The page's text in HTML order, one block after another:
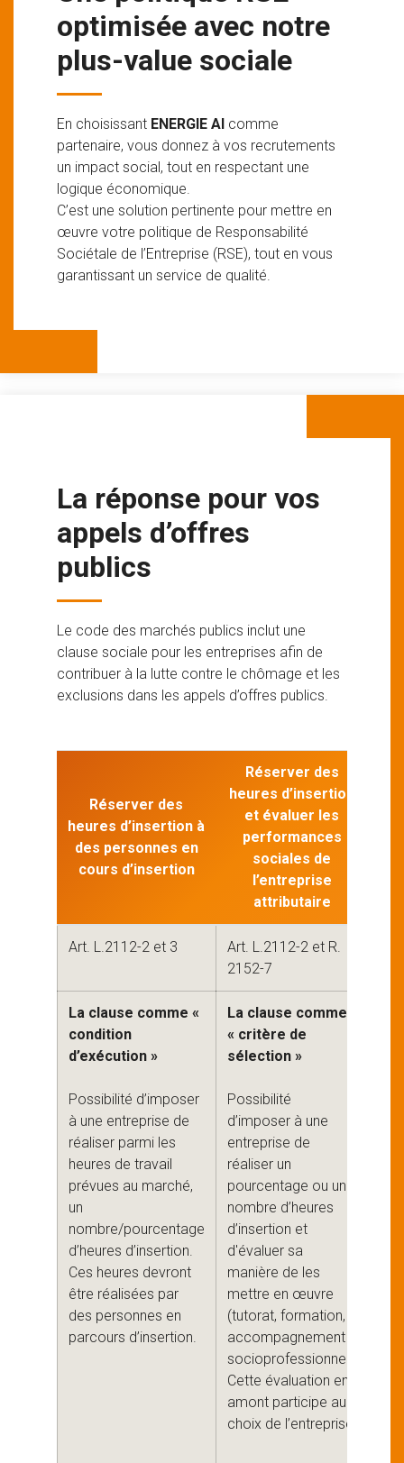
optimisée avec notre
plus-value sociale
En choisissant ENERGIE AI comme
partenaire, vous donnez à vos recrutements
un impact social, tout en respectant une
logique économique.
C’est une solution pertinente pour mettre en
œuvre votre politique de Responsabilité
Sociétale de l’Entreprise (RSE), tout en vous
garantissant un service de qualité.
La réponse pour vos
appels d’offres
publics
Le code des marchés publics inclut une
clause sociale pour les entreprises afin de
contribuer à la lutte contre le chômage et les
exclusions dans les appels d’offres publics.
Réserver des
heures d’insertion à
des personnes en
cours d’insertion
Réserver des
heures d’insertion
et évaluer les
performances
sociales de
l’entreprise
attributaire
Art. L.2112-2 et 3
Art. L.2112-2 et R.
2152-7
La clause comme «
condition
d’exécution »
Possibilité d’imposer
à une entreprise de
réaliser parmi les
heures de travail
prévues au marché,
un
nombre/pourcentage
d’heures d’insertion.
Ces heures devront
être réalisées par
des personnes en
parcours d’insertion.
La clause comme
« critère de
sélection »
Possibilité
d’imposer à une
entreprise de
réaliser un
pourcentage ou un
nombre d’heures
d’insertion et
d'évaluer sa
manière de les
mettre en œuvre
(tutorat, formation,
accompagnement
socioprofessionnel).
Cette évaluation en
amont participe au
choix de l’entreprise.